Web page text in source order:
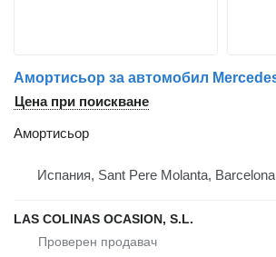
Цена при поискване
Амортисьор
Испания, Sant Pere Molanta, Barcelona
LAS COLINAS OCASION, S.L.